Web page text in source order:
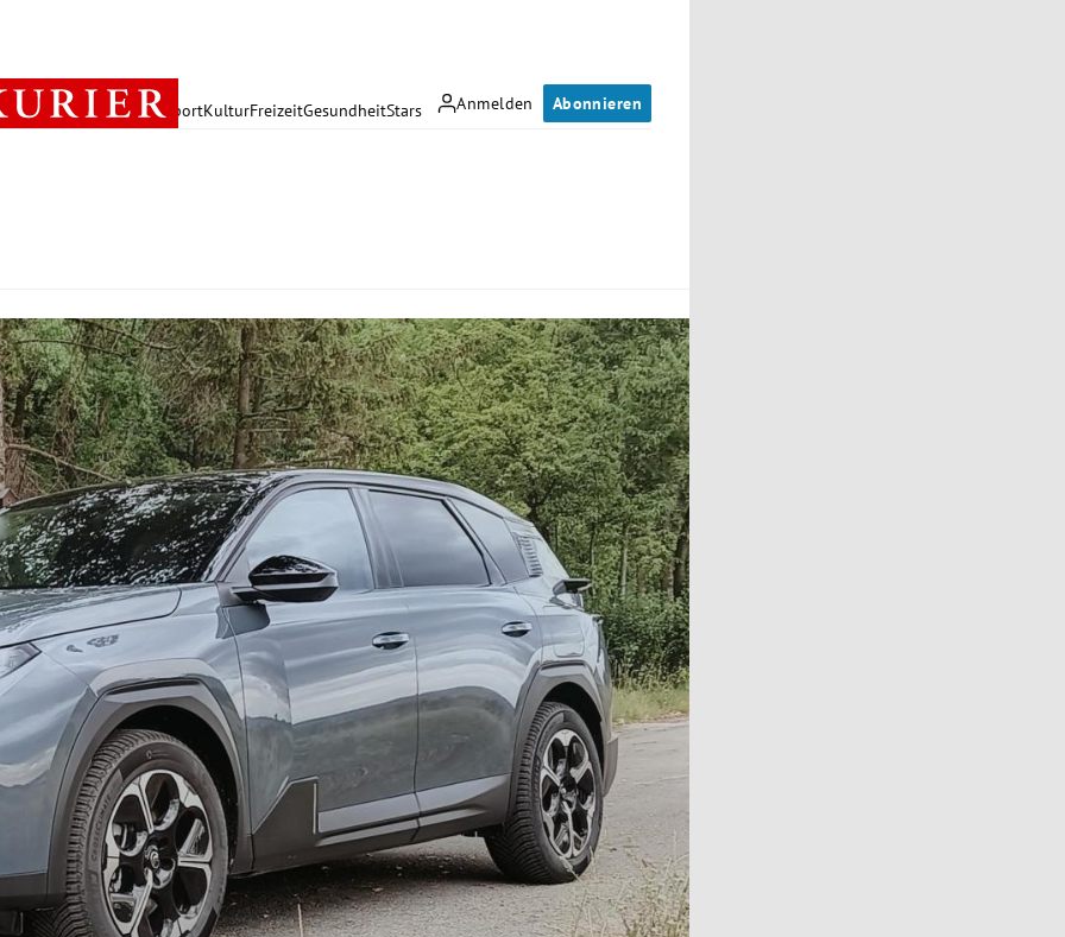
Anmelden Abonnieren
PolitikWirtschaft SportKulturFreizeitGesundheitStars